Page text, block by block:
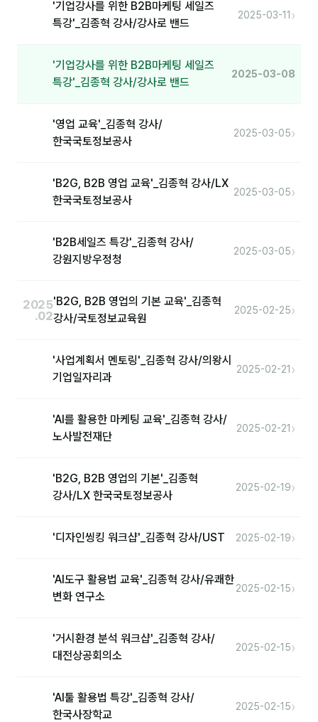
문서자료실
공지사항
'기업강사를 위한 B2B마케팅 세일즈
특강'_김종혁 강사/강사로 밴드
2025-03-11 ›
'기업강사를 위한 B2B마케팅 세일즈
특강'_김종혁 강사/강사로 밴드
2025-03-08
'영업 교육'_김종혁 강사/
한국국토정보공사
2025-03-05›
'B2G, B2B 영업 교육'_김종혁 강사/LX
한국국토정보공사
2025-03-05›
'B2B세일즈 특강'_김종혁 강사/
강원지방우정청
2025-03-05›
2025
.02
'B2G, B2B 영업의 기본 교육'_김종혁
강사/국토정보교육원
2025-02-25›
'사업계획서 멘토링'_김종혁 강사/의왕시
기업일자리과
2025-02-21 ›
'AI를 활용한 마케팅 교육'_김종혁 강사/
노사발전재단
2025-02-21 ›
'B2G, B2B 영업의 기본'_김종혁
강사/LX 한국국토정보공사
2025-02-19›
'디자인씽킹 워크샵'_김종혁 강사/UST 2025-02-19›
'AI도구 활용법 교육'_김종혁 강사/유쾌한
변화 연구소
2025-02-15›
'거시환경 분석 워크샵'_김종혁 강사/
대전상공회의소
2025-02-15›
'AI툴 활용법 특강'_김종혁 강사/
한국사장학교
2025-02-15›